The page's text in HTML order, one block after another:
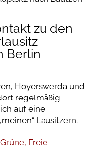
zu den
Berlin
Hoyerswerda und
regelmäßig
auf eine
Lausitzern.
Freie